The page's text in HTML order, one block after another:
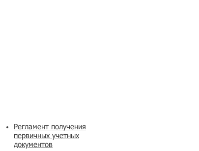
Регламент получения
первичных учетных
документов